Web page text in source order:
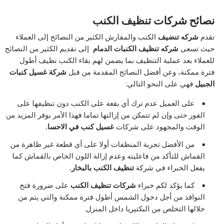
نصائح شركات تنظيف الكنب
تقدم شركه تنضيف الكنب والمفارش الكثير من النصائح إلى العملاء
حيث تسعى شركه تنظيف الكنبات الدمام إلى تقديم الكثير من النصائح
للعملاء بعد عملية التنظيف بما يضمن لهم بقاء الكنب نظيف أطول
فترة ممكنة، وعن أفضل النصائح المقدمة من قبل شركة غسيل كنبات
الجبيل فهي على النحو التالي:
على العميل عدم ترك أي بقعة على الكنب دون تنظيفها على
الفور حتى وإن لم تتمكن من إزالتها تماما فهذا الأمر يوفر المزيد من
الوقت والمجهود على شركاتغسيل كنب في الاحسا.
من الأفضل تجربة المنظفات أولا على أي قطعة غير ظاهرة من
القماش للتأكد من فاعليته وعدم إزالة اللون الخاص بالقماش كما
يفعل الخبراء في شركةتنظيف الكنب بالبخار.
كما يؤكد لكم خبراء شركات تنظيف الكنب على ضرورة فتح
النوافذ من أجل دخول الشمس أطول فترة ممكنة والتي يتم من
خلالها التخلص من البكتيريا داخل المنزل.